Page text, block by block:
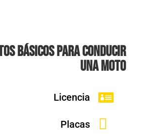
básicos para conducir
una moto

Licencia

Placas